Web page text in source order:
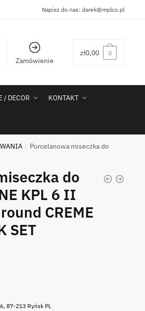
Napisz do nas:darek@mplco.pl
Zamówienie
zł0,00 0
/ DECOR KONTAKT
/ Porcelanowa miseczka do
do
KPL 6 II
CREME
SET
87-213 Ryńsk PL